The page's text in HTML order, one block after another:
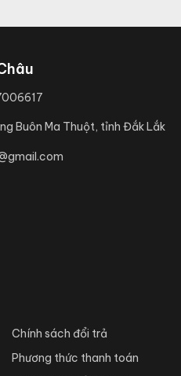
Buôn Ma Thuột, tỉnh Đắk Lắk
Chính sách đổi trả
Phương thức thanh toán